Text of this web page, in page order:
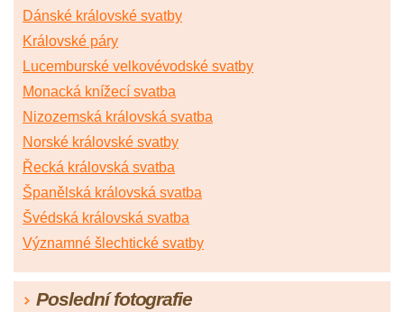
Dánské královské svatby
Královské páry
Lucemburské velkovévodské svatby
Monacká knížecí svatba
Nizozemská královská svatba
Norské královské svatby
Řecká královská svatba
Španělská královská svatba
Švédská královská svatba
Významné šlechtické svatby
Poslední fotografie